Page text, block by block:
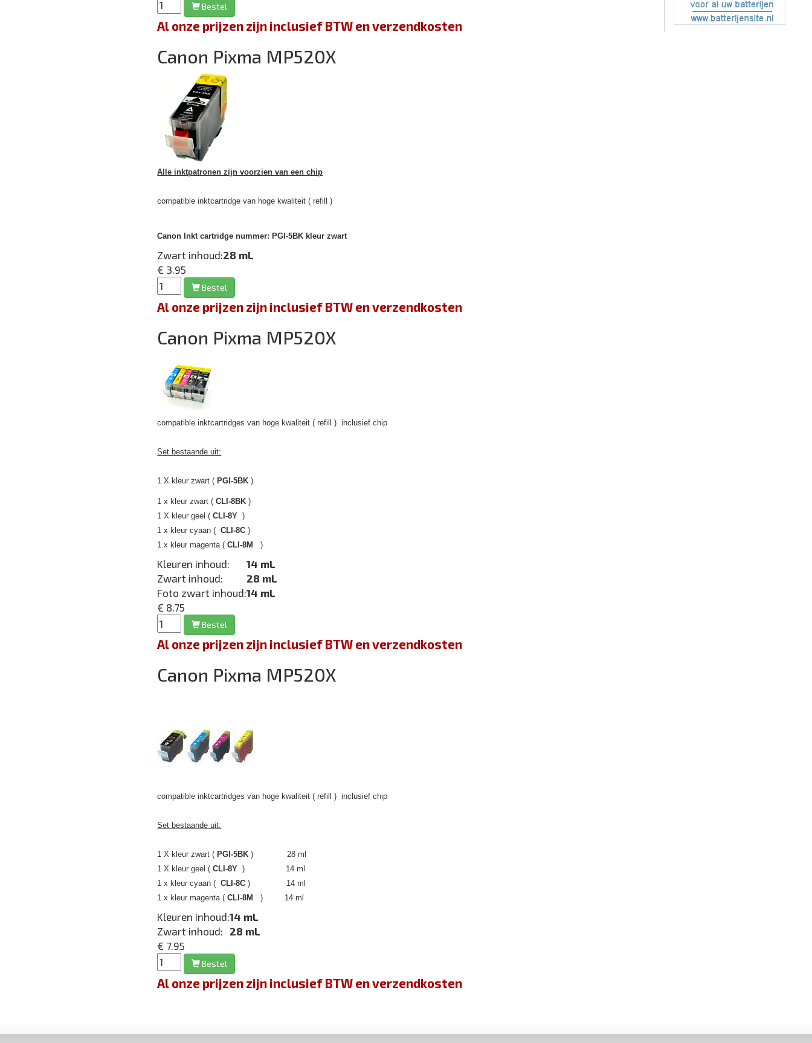
Bestel
Al onze prijzen zijn inclusief BTW en verzendkosten
Canon Pixma MP520X
Alle inktpatronen zijn voorzien van een chip
compatible inktcartridge van hoge kwaliteit ( refill )
Canon Inkt cartridge nummer: PGI-5BK kleur zwart
Zwart inhoud:28 mL
€ 3.95
Bestel
Al onze prijzen zijn inclusief BTW en verzendkosten
Canon Pixma MP520X
compatible inktcartridges van hoge kwaliteit ( refill ) inclusief chip
Set bestaande uit:
1 X kleur zwart ( PGI-5BK)
1 x kleur zwart (CLI-8BK )
1 X kleur geel (CLI-8Y )
1 x kleur cyaan (CLI-8C )
1 x kleur magenta ( CLI-8M )
Kleuren inhoud:
14 mL
Zwart inhoud:
28 mL
Foto zwart inhoud:14 mL
€ 8.75
Bestel
Al onze prijzen zijn inclusief BTW en verzendkosten
Canon Pixma MP520X
compatible inktcartridges van hoge kwaliteit ( refill ) inclusief chip
Set bestaande uit:
1 X kleur zwart ( PGI-5BK) 28 ml
1 X kleur geel (CLI-8Y ) 14 ml
1 x kleur cyaan (CLI-8C ) 14 ml
1 x kleur magenta ( CLI-8M ) 14 ml
Kleuren inhoud:14 mL
Zwart inhoud:
28 mL
€ 7.95
Bestel
Al onze prijzen zijn inclusief BTW en verzendkosten